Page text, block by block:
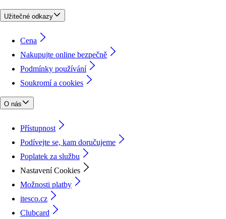
Užitečné odkazy
Cena
Nakupujte online bezpečně
Podmínky používání
Soukromí a cookies
O nás
Přístupnost
Podívejte se, kam doručujeme
Poplatek za službu
Nastavení Cookies
Možnosti platby
itesco.cz
Clubcard